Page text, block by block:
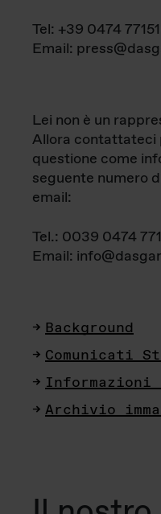
Tel: +39 0474
Email:
Lei non è un
Allora contattateci
questione come
seguente numero
email:
Tel.: 0039 0474
Email:
Background
Comunicati
Archivio